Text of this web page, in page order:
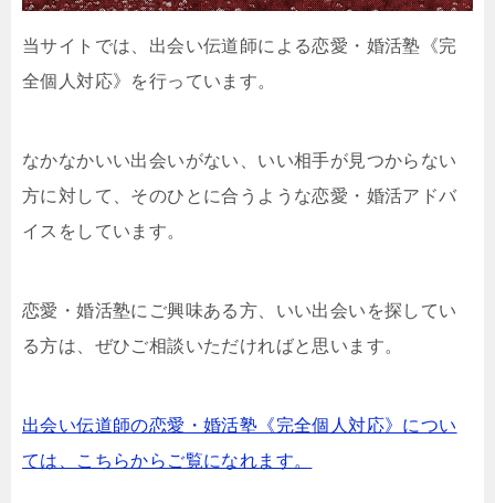
当サイトでは、出会い伝道師による恋愛・婚活塾《完
全個人対応》を行っています。
なかなかいい出会いがない、いい相手が見つからない
方に対して、そのひとに合うような恋愛・婚活アドバ
イスをしています。
恋愛・婚活塾にご興味ある方、いい出会いを探してい
る方は、ぜひご相談いただければと思います。
出会い伝道師の恋愛・婚活塾《完全個人対応》につい
ては、こちらからご覧になれます。